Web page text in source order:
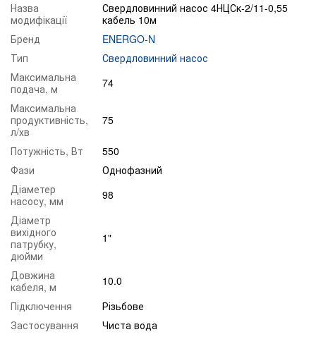
Назва
модифікації
Свердловинний насос 4НЦСк-2/11-0,55
кабель 10м
Бренд
ENERGO-N
Тип
Свердловинний насос
Максимальна
подача, м
74
Максимальна
продуктивність,
л/хв
75
Потужність, Вт
550
Фази
Однофазний
Діаметер
насосу, мм
98
Діаметр
вихідного
патрубку,
дюйми
1"
Довжина
кабеля, м
10.0
Підключення
Різьбове
Застосування
Чиста вода